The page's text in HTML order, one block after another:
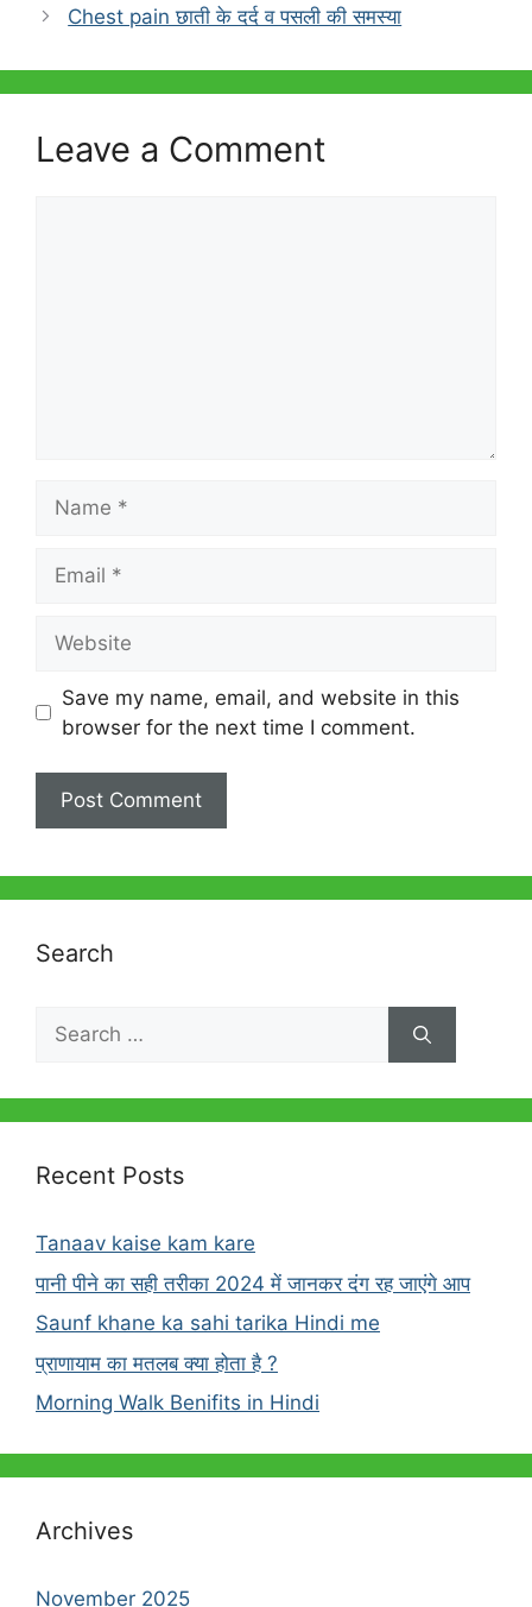
b
o
A
p
Chest pain छाती के दर्द व पसली की समस्या
Leave a Comment
Save my name, email, and website in this
browser for the next time I comment.
Search
Search
for:
Recent Posts
Tanaav kaise kam kare
पानी पीने का सही तरीका 2024 में जानकर दंग रह जाएंगे आप
Saunf khane ka sahi tarika Hindi me
प्राणायाम का मतलब क्या होता है ?
Morning Walk Benifits in Hindi
Archives
November 2025